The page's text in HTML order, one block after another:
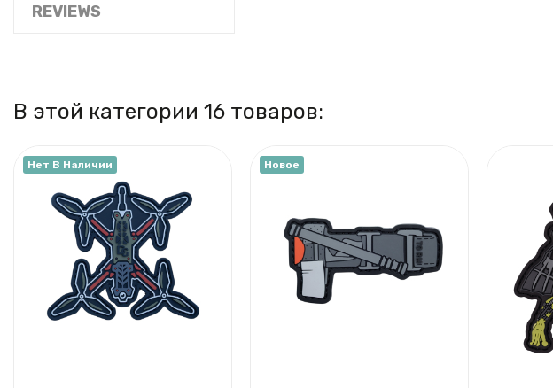
REVIEWS
В этой категории 16 товаров:
Нет В Наличии Новое